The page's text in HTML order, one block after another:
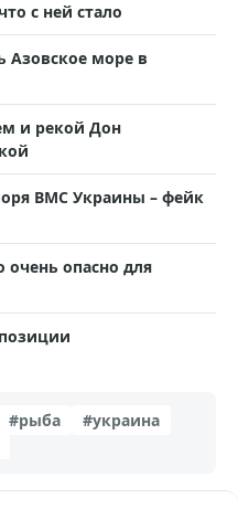
с ней стало
Азовское море в
и рекой Дон
ВМС Украины – фейк
очень опасно для
#рыба
#украина